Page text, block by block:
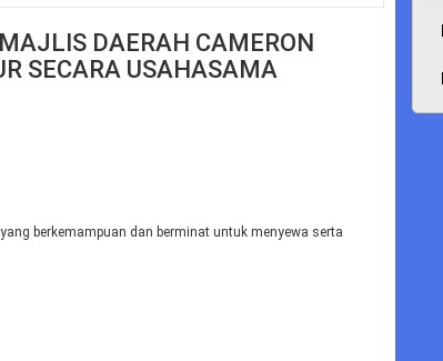
DAERAH CAMERON
SECARA USAHASAMA
berkemampuan dan berminat untuk menyewa serta